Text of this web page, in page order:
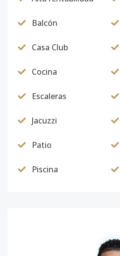
Balcón
Casa Club
Cocina
Escaleras
Jacuzzi
Patio
Piscina